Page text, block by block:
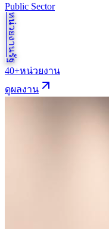
Public Sector
หน่วยงานรัฐ
40+หน่วยงาน
ดูผลงาน